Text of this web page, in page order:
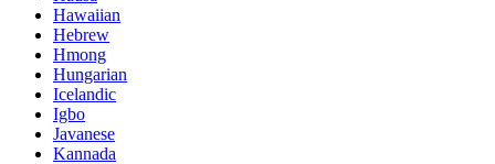
Hawaiian
Hebrew
Hmong
Hungarian
Icelandic
Igbo
Javanese
Kannada